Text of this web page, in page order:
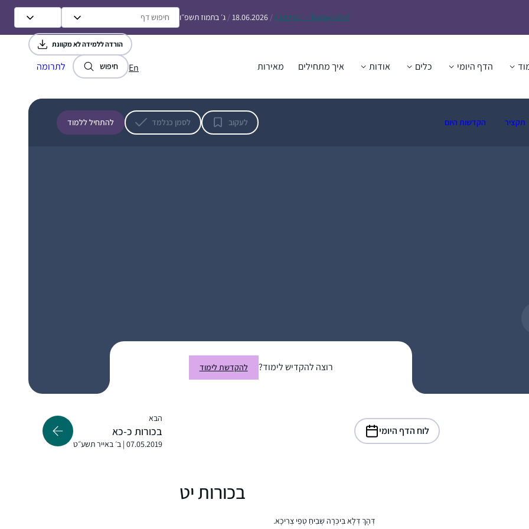
Today’s Daf – זבחים נ״ו /
18.06.2026
/ ג׳ בתמוז תשפ״ו
הדף היומי כלים אודות איך מתחילים מאירות En חיפוש לתרומה
תקציר הקדשות היום לעקוב לסמן כנלמד להתחיל ללמוד
רוצה להקדיש לימוד? להקדשת לימוד
לוח הדף היומי
הבא
בכורות כ-כא
07.05.2019 | ב׳ באייר תשע״ט
הורדה ללמידה לא מקוונת
בכורות יט
דְּהָךְ דְּלָא בִּיכְּרָה שְׁבִיחַ טְפֵי צְרִיכָא.
לסיים אותו במעמד המרגש של הדרן. בסבב
פודקסט הדרן, משתדלת באופן יומי אך אם לא
מספיקה, מדביקה פערים עד ערב שבת. בסבב
הזה הלימוד הוא "ממעוף הציפור”, מקשיבה
במהירות מוגברת תוך כדי פעילויות כמו בישול או
ניתוחם על ידי חז”ל. בע”ה בסבב הבא, ואולי
לפני, אצלול לתוכו באופן מעמיק יותר.
באירוע של הדרן בנייני האומה. בהשראתה של
אמי שלי שסיימה את הש”ס בסבב הקודם ובעידוד
(חוץ מעירובין איכשהו). השנה כשהגעתי
למדרשה, נכנסתי ללופ, ואני מצליחה להיות
חלק, סיימתי עם החברותא שלי את כל המסכתות
הקצרות, גם כשהיינו חולות קורונה ובבידודים,
למדנו לבד, העיקר לא לצבור פער, ומחכות
מזכרת בתיה, ישראל